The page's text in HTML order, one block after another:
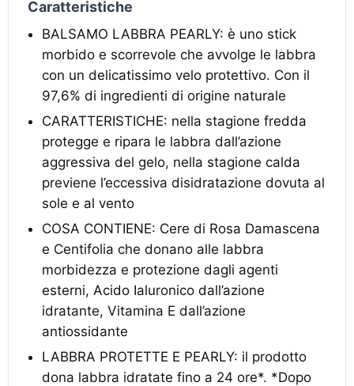
Caratteristiche
BALSAMO LABBRA PEARLY: è uno stick
morbido e scorrevole che avvolge le labbra
con un delicatissimo velo protettivo. Con il
97,6% di ingredienti di origine naturale
CARATTERISTICHE: nella stagione fredda
protegge e ripara le labbra dall’azione
aggressiva del gelo, nella stagione calda
previene l’eccessiva disidratazione dovuta al
sole e al vento
COSA CONTIENE: Cere di Rosa Damascena
e Centifolia che donano alle labbra
morbidezza e protezione dagli agenti
esterni, Acido Ialuronico dall’azione
idratante, Vitamina E dall’azione
antiossidante
LABBRA PROTETTE E PEARLY: il prodotto
dona labbra idratate fino a 24 ore*. *Dopo